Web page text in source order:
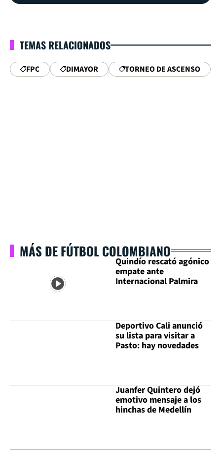
TEMAS RELACIONADOS
FPC DIMAYOR TORNEO DE ASCENSO
MÁS DE FÚTBOL COLOMBIANO
Quindío rescató agónico
empate ante
Internacional Palmira
Deportivo Cali anunció
su lista para visitar a
Pasto: hay novedades
Juanfer Quintero dejó
emotivo mensaje a los
hinchas de Medellín